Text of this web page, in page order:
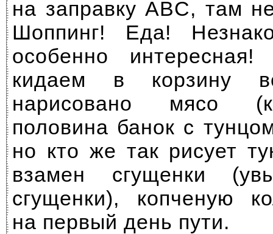
на заправку ABC, там
Шоппинг! Еда!
особенно
кидаем в корзину
нарисовано мясо
половина банок с
но кто же так рисует
взамен сгущенки
сгущенки), копченую
на первый день пути.